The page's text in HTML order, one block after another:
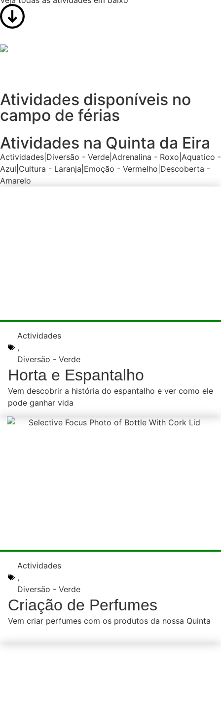
Atividades disponíveis no
campo de férias
Atividades na Quinta da Eira
Actividades Diversão - Verde Adrenalina - Roxo Aquatico -
Azul Cultura - Laranja Emoção - Vermelho Descoberta -
Amarelo
Actividades
,
Diversão - Verde
Horta e Espantalho
Vem descobrir a história do espantalho e ver como ele
pode ganhar vida
Actividades
,
Diversão - Verde
Criação de Perfumes
Vem criar perfumes com os produtos da nossa Quinta